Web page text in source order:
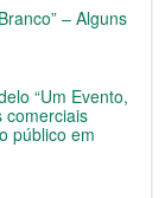
– Alguns
“Um Evento,
comerciais
público em